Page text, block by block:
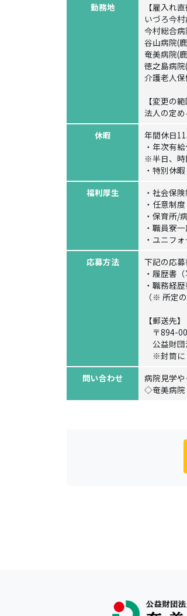
勤務地
【雇入れ直
いづろ今
今村総合
谷山病院(
奄美病院(
徳之島病
介護老人
【変更の範
法人の定
休暇
年間休日
・年次有
※半日、時
・特別休
福利厚生
・社会保
・任意制
・保育所/
・職員寮
・ユニフ
応募方法
下記の応募
・履歴書（
・職務経
（※ 所定
【郵送先】
〒894-
公益財
※封筒に
問い合わせ
病院見学
◇奄美病院